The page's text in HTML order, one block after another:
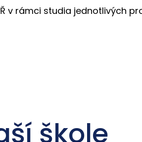
v rámci studia jednotlivých
škole